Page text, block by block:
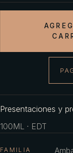
Presentaciones y
100ML · EDT
FAMILIA